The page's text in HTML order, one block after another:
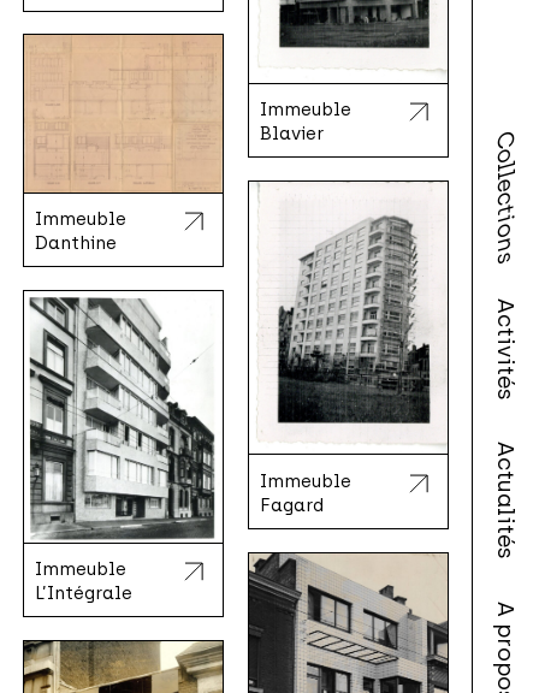
Collections
Activités
Actualités
A propos
Immeuble
Blavier
Immeuble
Danthine
Immeuble
Fagard
Immeuble
L’Intégrale